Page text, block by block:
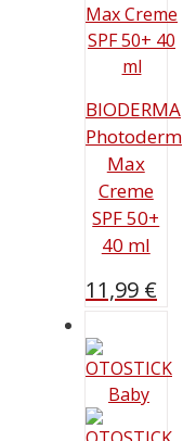
BIODERMA
Photoderm
Max
Creme
SPF 50+
40 ml
11,99 €